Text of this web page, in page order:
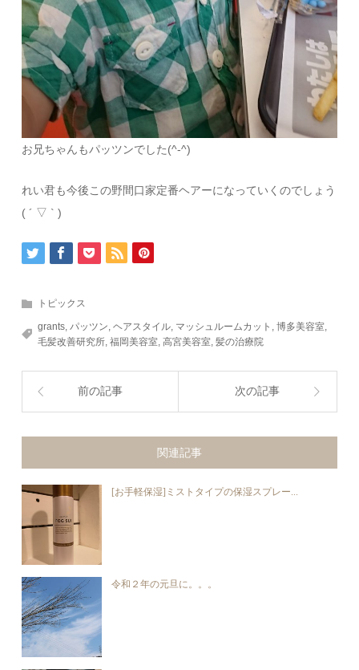
お兄ちゃんもパッツンでした(^-^)
れい君も今後この野間口家定番ヘアーになっていくのでしょう
( ´ ▽ ` )
トピックス
grants,パッツン,ヘアスタイル, マッシュルームカット ,博多美容室,
毛髪改善研究所,福岡美容室,高宮美容室,髪の治療院
前の記事 次の記事
関連記事
[お手軽保湿]ミストタイプの保湿スプレー...
令和２年の元旦に。。。